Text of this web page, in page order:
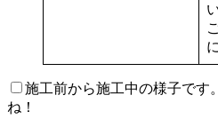
施工前から施工中の様子です
ね！